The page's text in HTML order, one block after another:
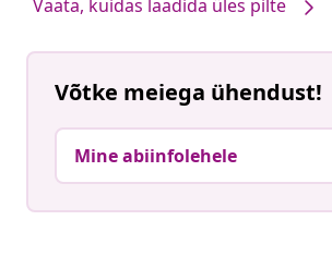
Vaata, kuidas laadida üles pilte
Võtke meiega ühendust!
Mine abiinfolehele